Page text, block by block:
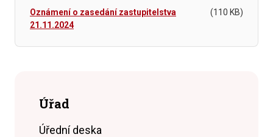
Oznámení o zasedání zastupitelstva
21.11.2024
(110 KB)
Úřad
Úřední deska